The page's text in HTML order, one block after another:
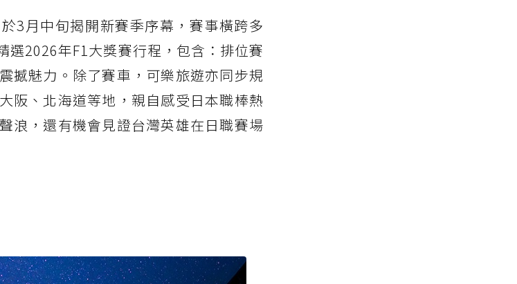
3月中旬揭開新賽季序幕，賽事橫跨多
2026年F1大獎賽行程，包含：排位賽
撼魅力。除了賽車，可樂旅遊亦同步規
阪、北海道等地，親自感受日本職棒熱
浪，還有機會見證台灣英雄在日職賽場